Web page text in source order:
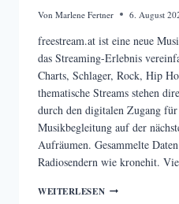
Von Marlene Fertner 6. August
freestream.at ist eine neue
das Streaming-Erlebnis
Charts, Schlager, Rock, Hip
thematische Streams stehen
durch den digitalen Zugang
Musikbegleitung auf der
Aufräumen. Gesammelte
Radiosendern wie kronehit.
WEITERLESENFREESTREAM.AT